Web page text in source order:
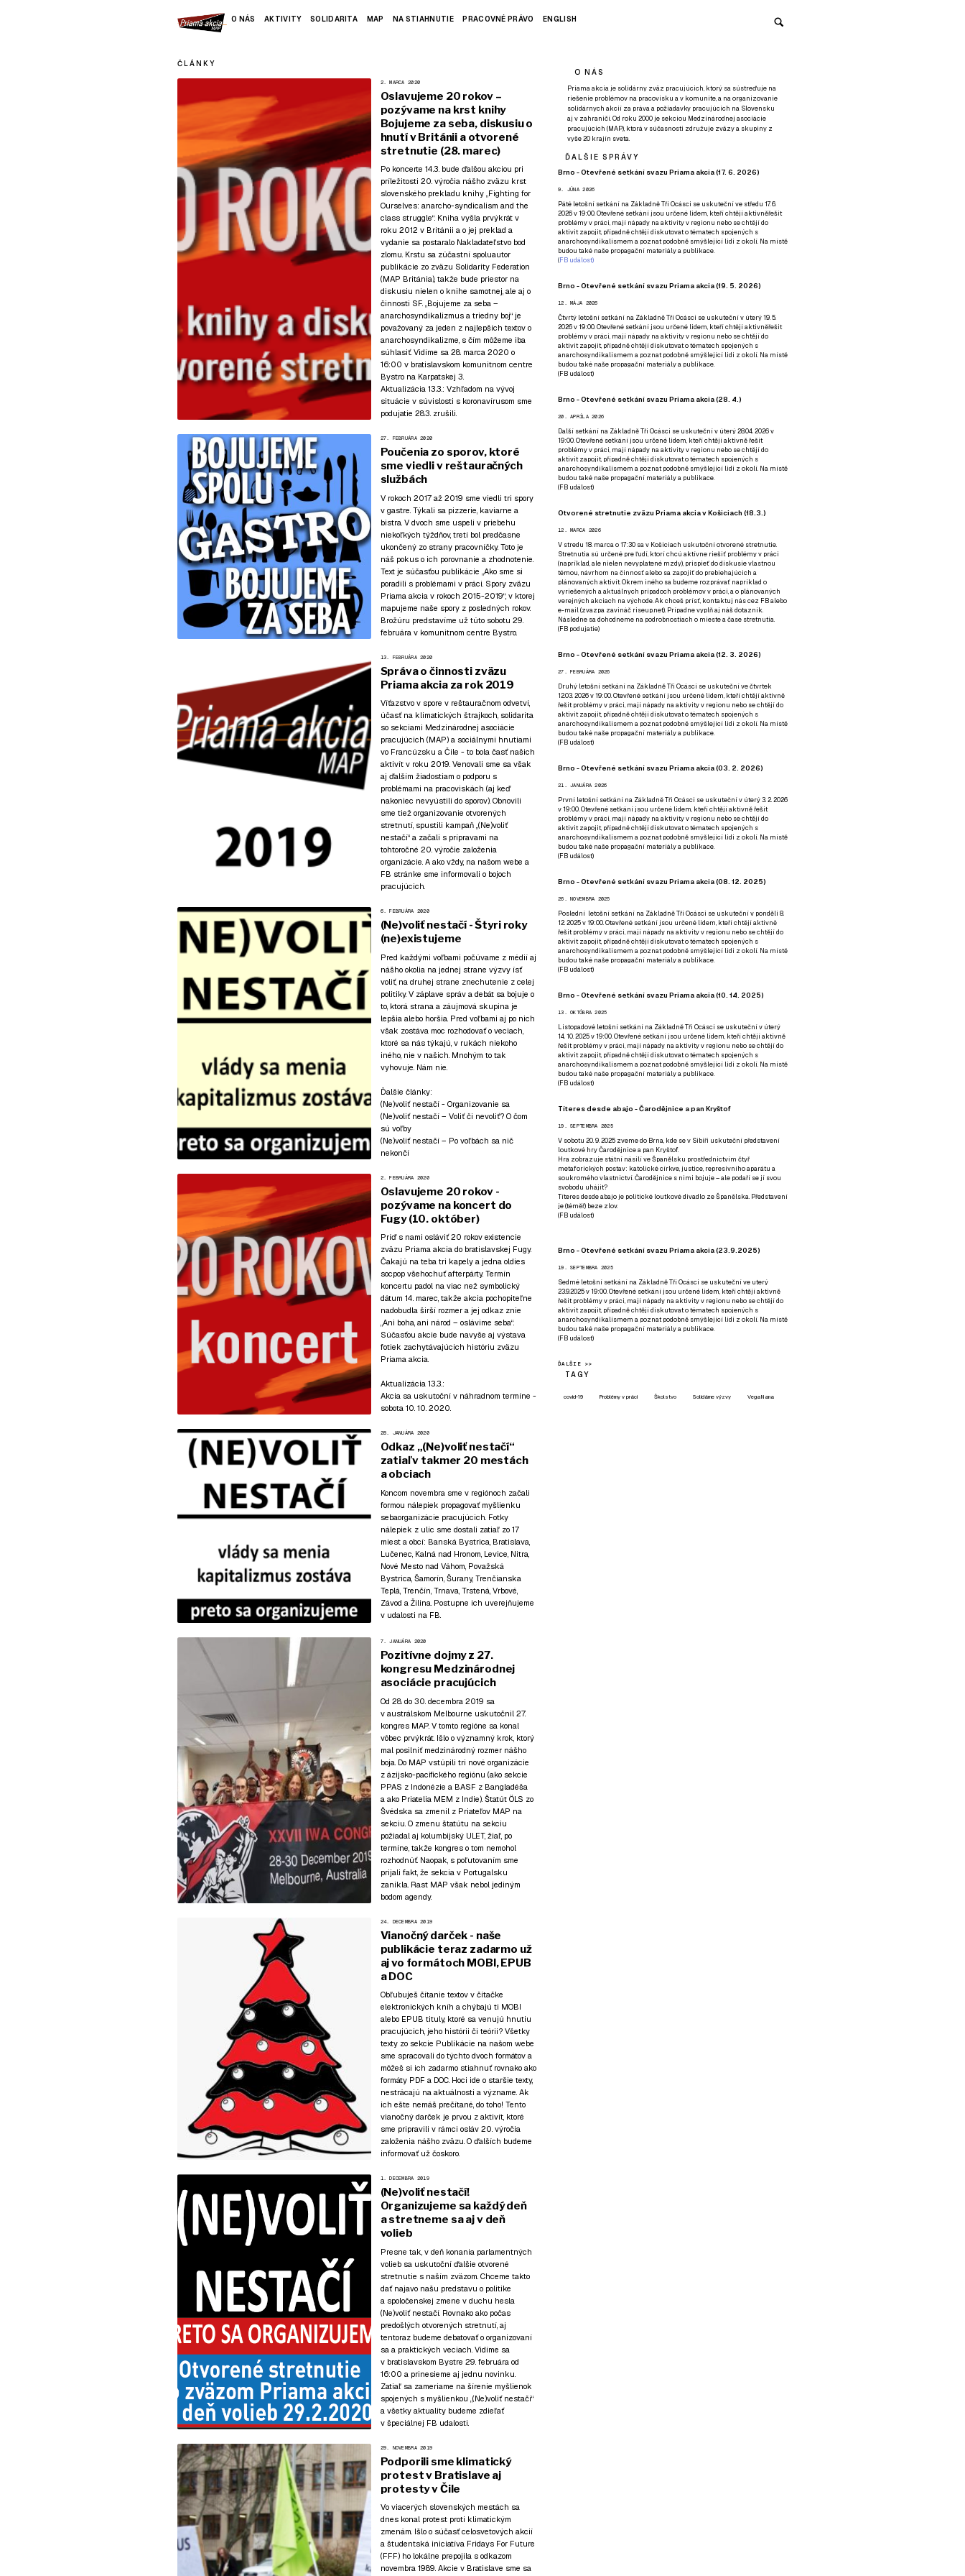
O NÁS AKTIVITY SOLIDARITA MAP NA STIAHNUTIE PRACOVNÉ PRÁVO ENGLISH
ČLÁNKY
2. MARCA 2020
Oslavujeme 20 rokov –
pozývame na krst knihy
Bojujeme za seba, diskusiu o
hnutí v Británii a otvorené
stretnutie (28. marec)
Po koncerte 14.3.bude ďalšou akciou pri
príležitosti 20. výročia nášho zväzu krst
slovenského prekladu knihy „Fighting for
Ourselves: anarcho-syndicalism and the
class struggle“. Kniha vyšla prvýkrát v
roku 2012 v Británii a o jej preklad a
vydanie sa postaralo Nakladateľstvo bod
zlomu. Krstu sa zúčastní spoluautor
publikácie zo zväzu Solidarity Federation
(MAP Británia), takže bude priestor na
diskusiu nielen o knihe samotnej, ale aj o
činnosti SF. „Bojujeme za seba –
anarchosyndikalizmus a triedny boj“ je
považovaný za jeden z najlepších textov o
anarchosyndikalizme, s čím môžeme iba
súhlasiť. Vidíme sa 28. marca 2020 o
16:00 v bratislavskom komunitnom centre
Bystrona Karpatskej 3.
Aktualizácia 13.3.: Vzhľadom na vývoj
situácie v súvislosti s koronavírusom sme
podujatie 28.3. zrušili.
27. FEBRUÁRA 2020
Poučenia zo sporov, ktoré
sme viedli v reštauračných
službách
V rokoch 2017 až 2019 sme viedli tri spory
v gastre. Týkali sa pizzerie, kaviarne a
bistra. V dvoch sme uspeli v priebehu
niekoľkých týždňov, tretí bol predčasne
ukončený zo strany pracovníčky. Toto je
náš pokus o ich porovnanie a zhodnotenie.
Text je súčasťou publikácie „Ako sme si
poradili s problémami v práci. Spory zväzu
Priama akcia v rokoch 2015-2019“, v ktorej
mapujeme naše spory z posledných rokov.
Brožúru predstavíme už túto sobotu 29.
februára v komunitnom centre Bystro.
13. FEBRUÁRA 2020
Správa o činnosti zväzu
Priama akcia za rok 2019
Víťazstvo v spore v reštauračnom odvetví,
účasť na klimatických štrajkoch, solidarita
so sekciami Medzinárodnej asociácie
pracujúcich (MAP) a sociálnymi hnutiami
vo Francúzsku a Čile - to bola časť našich
aktivít v roku 2019. Venovali sme sa však
aj ďalším žiadostiam o podporu s
problémami na pracoviskách (aj keď
nakoniec nevyústili do sporov). Obnovili
sme tiež organizovanie otvorených
stretnutí, spustili kampaň „(Ne)voliť
nestačí“ a začali s prípravami na
tohtoročné 20. výročie založenia
organizácie. A ako vždy, na našom webe a
FB stránke sme informovali o bojoch
pracujúcich.
6. FEBRUÁRA 2020
(Ne)voliť nestačí - Štyri roky
(ne)existujeme
Pred každými voľbami počúvame z médií aj
nášho okolia na jednej strane výzvy ísť
voliť, na druhej strane znechutenie z celej
politiky. V záplave správ a debát sa bojuje o
to, ktorá strana a záujmová skupina je
lepšia alebo horšia. Pred voľbami aj po nich
však zostáva moc rozhodovať o veciach,
ktoré sa nás týkajú, v rukách niekoho
iného, nie v našich. Mnohým to tak
vyhovuje. Nám nie.
Ďalšie články:
(Ne)voliť nestačí - Organizovanie sa
(Ne)voliť nestačí – Voliť či nevoliť? O čom
sú voľby
(Ne)voliť nestačí – Po voľbách sa nič
nekončí
2. FEBRUÁRA 2020
Oslavujeme 20 rokov -
pozývame na koncert do
Fugy (10. október)
Príď s nami osláviť 20 rokov existencie
zväzu Priama akcia do bratislavskej Fugy.
Čakajú na teba tri kapely a jedna oldies
socpop všehochuť afterpárty. Termín
koncertu padol na viac než symbolický
dátum 14. marec, takže akcia pochopiteľne
nadobudla širší rozmer a jej odkaz znie
„Ani boha, ani národ – oslávime seba“.
Súčasťou akcie bude navyše aj výstava
fotiek zachytávajúcich históriu zväzu
Priama akcia.
Aktualizácia 13.3.:
Akcia sa uskutoční v náhradnom termíne -
sobota 10. 10. 2020.
28. JANUÁRA 2020
Odkaz „(Ne)voliť nestačí“
zatiaľ v takmer 20 mestách
a obciach
Koncom novembra sme v regiónoch začali
formou nálepiek propagovať myšlienku
sebaorganizácie pracujúcich. Fotky
nálepiek z ulíc sme dostali zatiaľ zo 17
miest a obcí: Banská Bystrica, Bratislava,
Lučenec, Kalná nad Hronom, Levice, Nitra,
Nové Mesto nad Váhom, Považská
Bystrica, Šamorín, Šurany, Trenčianska
Teplá, Trenčín, Trnava, Trstená, Vrbové,
Závod a Žilina. Postupne ich uverejňujeme
v udalosti na FB
7. JANUÁRA 2020
Pozitívne dojmy z 27.
kongresu Medzinárodnej
asociácie pracujúcich
Od 28. do 30. decembra 2019 sa
v austrálskom Melbourne uskutočnil 27.
kongres MAP. V tomto regióne sa konal
vôbec prvýkrát. Išlo o významný krok, ktorý
mal posilniť medzinárodný rozmer nášho
boja. Do MAP vstúpili tri nové organizácie
z ázijsko-pacifického regiónu (ako sekcie
PPAS z Indonézie a BASF z Bangladéša
a ako Priatelia MEM z Indie). Štatút ÖLS zo
Švédska sa zmenil z Priateľov MAP na
sekciu. O zmenu štatútu na sekciu
požiadal aj kolumbijský ULET, žiaľ, po
termíne, takže kongres o tom nemohol
rozhodnúť. Naopak, s poľutovaním sme
prijali fakt, že sekcia v Portugalsku
zanikla. Rast MAP však nebol jediným
bodom agendy.
24. DECEMBRA 2019
Vianočný darček - naše
publikácie teraz zadarmo už
aj vo formátoch MOBI, EPUB
a DOC
Obľubuješ čítanie textov v čítačke
elektronických kníh a chýbajú ti MOBI
alebo EPUB tituly, ktoré sa venujú hnutiu
pracujúcich, jeho histórii či teórii? Všetky
texty zo sekcie Publikácie na našom webe
sme spracovali do týchto dvoch formátov a
môžeš si ich zadarmo stiahnuť rovnako ako
formáty PDF a DOC. Hoci ide o staršie texty,
nestrácajú na aktuálnosti a význame. Ak
ich ešte nemáš prečítané, do toho! Tento
vianočný darček je prvou z aktivít, ktoré
sme pripravili v rámci osláv 20. výročia
založenia nášho zväzu. O ďalších budeme
informovať už čoskoro.
1. DECEMBRA 2019
(Ne)voliť nestačí!
Organizujeme sa každý deň
a stretneme sa aj v deň
volieb
Presne tak, v deň konania parlamentných
volieb sa uskutoční ďalšie otvorené
stretnutie s naším zväzom. Chceme takto
dať najavo našu predstavu o politike
a spoločenskej zmene v duchu hesla
(Ne)voliť nestačí. Rovnako ako počas
predošlých otvorených stretnutí, aj
tentoraz budeme debatovať o organizovaní
sa a praktických veciach. Vidíme sa
v bratislavskom Bystre 29. februára od
16:00 a prinesieme aj jednu novinku.
Zatiaľ sa zameriame na šírenie myšlienok
spojených s myšlienkou „(Ne)voliť nestačí“
a všetky aktuality budeme zdieľať
v špeciálnej FB udalosti.
29. NOVEMBRA 2019
Podporili sme klimatický
protest v Bratislave aj
protesty v Čile
Vo viacerých slovenských mestách sa
dnes konal protest proti klimatickým
zmenám. Išlo o súčasť celosvetových akcií
a študentská iniciatíva Fridays For Future
(FFF) ho lokálne prepojila s odkazom
novembra 1989. Akcie v Bratislave sme sa
O NÁS
Priama akcia je solidárny zväz pracujúcich, ktorý sa sústreďuje na
riešenie problémov na pracovisku a v komunite, a na organizovanie
solidárnych akcií za práva a požiadavky pracujúcich na Slovensku
aj v zahraničí. Od roku 2000 je sekciou Medzinárodnej asociácie
pracujúcich (MAP), ktorá v súčasnosti združuje zväzy a skupiny z
vyše 20 krajín sveta.
ĎALŠIE SPRÁVY
Brno - Otevřené setkání svazu Priama akcia (17. 6. 2026)
9. JÚNA 2026
Páté letošní setkání na Základně Tři Ocásci se uskuteční ve středu 17. 6.
2026 v 19:00. Otevřené setkání jsou určené lidem, kteří chtějí aktivněřešit
problémy v práci, mají nápady na aktivity v regionu nebo se chtějí do
aktivit zapojit, případně chtějí diskutovat o tématech spojených s
anarchosyndikalismem a poznat podobně smýšlející lidi z okolí. Na místě
budou také naše propagační materiály a publikace.
(FB událost)
Brno - Otevřené setkání svazu Priama akcia (19. 5. 2026)
12. MÁJA 2026
Čtvrtý letošní setkání na Základně Tři Ocásci se uskuteční v úterý 19. 5.
2026 v 19:00. Otevřené setkání jsou určené lidem, kteří chtějí aktivněřešit
problémy v práci, mají nápady na aktivity v regionu nebo se chtějí do
aktivit zapojit, případně chtějí diskutovat o tématech spojených s
anarchosyndikalismem a poznat podobně smýšlející lidi z okolí. Na místě
budou také naše propagační materiály a publikace.
(FB událost)
Brno - Otevřené setkání svazu Priama akcia (28. 4.)
20. APRÍLA 2026
Další setkání na Základně Tři Ocásci se uskuteční v úterý 28.04. 2026 v
19:00. Otevřené setkání jsou určené lidem, kteří chtějí aktivně řešit
problémy v práci, mají nápady na aktivity v regionu nebo se chtějí do
aktivit zapojit, případně chtějí diskutovat o tématech spojených s
anarchosyndikalismem a poznat podobně smýšlející lidi z okolí. Na místě
budou také naše propagační materiály a publikace.
(FB událost)
Otvorené stretnutie zväzu Priama akcia v Košiciach (18.3.)
12. MARCA 2026
V stredu 18. marca o 17:30 sa v Košiciach uskutoční otvorené stretnutie.
Stretnutia sú určené pre ľudí, ktorí chcú aktívne riešiť problémy v práci
(napríklad, ale nielen nevyplatené mzdy), prispieť do diskusie vlastnou
témou, návrhom na činnosť alebo sa zapojiť do prebiehajúcich a
plánovaných aktivít. Okrem iného sa budeme rozprávať napríklad o
vyriešených a aktuálnych prípadoch problémov v práci, a o plánovaných
verejných akciach na východe. Ak chceš prísť, kontaktuj nás cez FBalebo
e-mail (zvazpa zavináč riseup.net). Prípadnevyplň aj náš dotazník.
Následne sa dohodneme na podrobnostiach o mieste a čase stretnutia.
(FB podujatie)
Brno - Otevřené setkání svazu Priama akcia (12. 3. 2026)
27. FEBRUÁRA 2026
Druhý letošní setkání na Základně Tři Ocásci se uskuteční ve čtvrtek
12.03. 2026 v 19:00. Otevřené setkání jsou určené lidem, kteří chtějí aktivně
řešit problémy v práci, mají nápady na aktivity v regionu nebo se chtějí do
aktivit zapojit, případně chtějí diskutovat o tématech spojených s
anarchosyndikalismem a poznat podobně smýšlející lidi z okolí. Na místě
budou také naše propagační materiály a publikace.
(FB událost)
Brno - Otevřené setkání svazu Priama akcia (03. 2. 2026)
21. JANUÁRA 2026
První letošní setkání na Základně Tři Ocásci se uskuteční v úterý 3. 2. 2026
v 19:00. Otevřené setkání jsou určené lidem, kteří chtějí aktivně řešit
problémy v práci, mají nápady na aktivity v regionu nebo se chtějí do
aktivit zapojit, případně chtějí diskutovat o tématech spojených s
anarchosyndikalismem a poznat podobně smýšlející lidi z okolí. Na místě
budou také naše propagační materiály a publikace.
(FB událost)
Brno - Otevřené setkání svazu Priama akcia (08. 12. 2025)
26. NOVEMBRA 2025
Poslední letošní setkání na Základně Tři Ocásci se uskuteční v ponděli 8.
12. 2025 v 19:00. Otevřené setkání jsou určené lidem, kteří chtějí aktivně
řešit problémy v práci, mají nápady na aktivity v regionu nebo se chtějí do
aktivit zapojit, případně chtějí diskutovat o tématech spojených s
anarchosyndikalismem a poznat podobně smýšlející lidi z okolí. Na místě
budou také naše propagační materiály a publikace.
(FB událost)
Brno - Otevřené setkání svazu Priama akcia (10. 14. 2025)
13. OKTÓBRA 2025
Listopadové letošní setkání na Základně Tři Ocásci se uskuteční v úterý
14. 10. 2025 v 19:00. Otevřené setkání jsou určené lidem, kteří chtějí aktivně
řešit problémy v práci, mají nápady na aktivity v regionu nebo se chtějí do
aktivit zapojit, případně chtějí diskutovat o tématech spojených s
anarchosyndikalismem a poznat podobně smýšlející lidi z okolí. Na místě
budou také naše propagační materiály a publikace.
(FB událost)
Títeres desde abajo - Čarodějnice a pan Kryštof
19. SEPTEMBRA 2025
V sobotu 20. 9. 2025 zveme do Brna, kde se v Sibiři uskuteční představení
loutkové hry Čarodějnice a pan Kryštof.
Hra zobrazuje státní násilí ve Španělsku prostřednictvím čtyř
metaforických postav: katolické církve, justice, represivního aparátu a
soukromého vlastnictví. Čarodějnice s nimi bojuje – ale podaří se jí svou
svobodu uhájit?
Títeres desde abajo je politické loutkové divadlo ze Španělska. Představení
je (téměř) beze zlov.
(FB událost)
Brno - Otevřené setkání svazu Priama akcia (23.9.2025)
19. SEPTEMBRA 2025
Sedmé letošní setkání na Základně Tři Ocásci se uskuteční ve uterý
23.9.2025 v 19:00. Otevřené setkání jsou určené lidem, kteří chtějí aktivně
řešit problémy v práci, mají nápady na aktivity v regionu nebo se chtějí do
aktivit zapojit, případně chtějí diskutovat o tématech spojených s
anarchosyndikalismem a poznat podobně smýšlející lidi z okolí. Na místě
budou také naše propagační materiály a publikace.
(FB událost)
ĎALŠIE >>
TAGY
covid-19 Problémy v práci Školstvo Solidárne výzvy VegaNana